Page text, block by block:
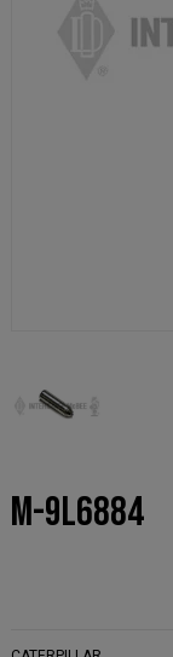
M-9L6884